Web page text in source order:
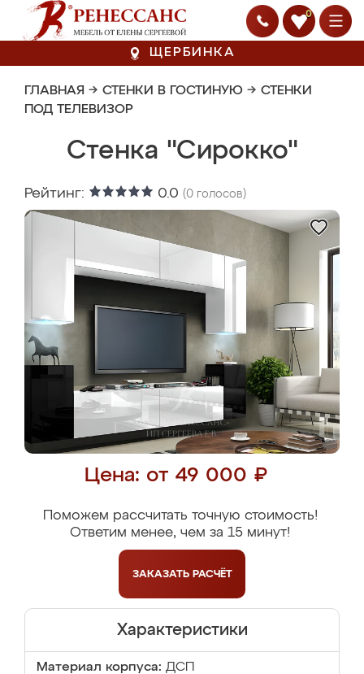
0
ЩЕРБИНКА
ГЛАВНАЯ → СТЕНКИ В ГОСТИНУЮ → СТЕНКИ
ПОД ТЕЛЕВИЗОР
Стенка "Сирокко"
Рейтинг: 0.0 (0 голосов)
Цена: от 49 000 ₽
Поможем рассчитать точную стоимость!
Ответим менее, чем за 15 минут!
ЗАКАЗАТЬ РАСЧЁТ
Характеристики
Материал корпуса: ДСП